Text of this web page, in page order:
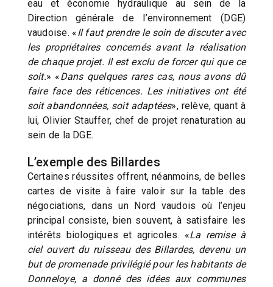
eau et économie hydraulique au sein de la
Direction générale de l’environnement (DGE)
vaudoise. «Il faut prendre le soin de discuter avec
les propriétaires concernés avant la réalisation
de chaque projet. Il est exclu de forcer qui que ce
soit.» «Dans quelques rares cas, nous avons dû
faire face des réticences. Les initiatives ont été
soit abandonnées, soit adaptées», relève, quant à
lui, Olivier Stauffer, chef de projet renaturation au
sein de la DGE.
L’exemple des Billardes
Certaines réussites offrent, néanmoins, de belles
cartes de visite à faire valoir sur la table des
négociations, dans un Nord vaudois où l’enjeu
principal consiste, bien souvent, à satisfaire les
intérêts biologiques et agricoles. «La remise à
ciel ouvert du ruisseau des Billardes, devenu un
but de promenade privilégié pour les habitants de
Donneloye, a donné des idées aux communes